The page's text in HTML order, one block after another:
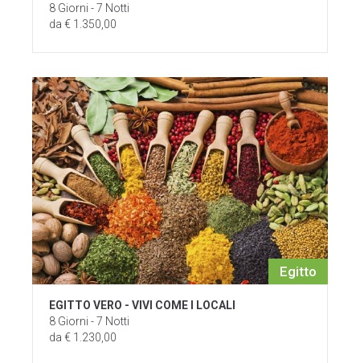
8 Giorni - 7 Notti
da € 1.350,00
Egitto
EGITTO VERO - VIVI COME I LOCALI
8 Giorni - 7 Notti
da € 1.230,00